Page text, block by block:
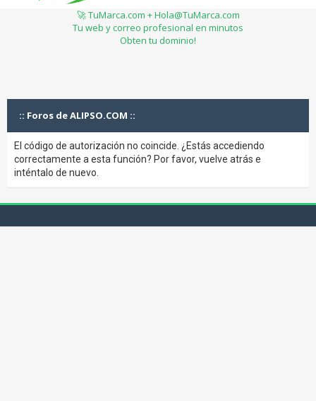
🚀 TuMarca.com + Hola@TuMarca.com
Tu web y correo profesional en minutos
Obten tu dominio!
:: Foros de ALIPSO.COM ::
El código de autorización no coincide. ¿Estás accediendo
correctamente a esta función? Por favor, vuelve atrás e
inténtalo de nuevo.